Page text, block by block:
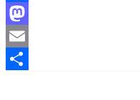
Facebook
Mastodon
Email